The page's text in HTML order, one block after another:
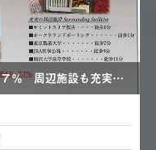
世田谷区の売店舗 表面利回り７．７％ 周辺施設も充実しており、幅広い店舗需要があります